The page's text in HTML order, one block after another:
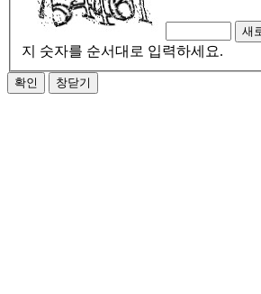
새
지 숫자를 순서대로 입력하세요.
확인 창닫기